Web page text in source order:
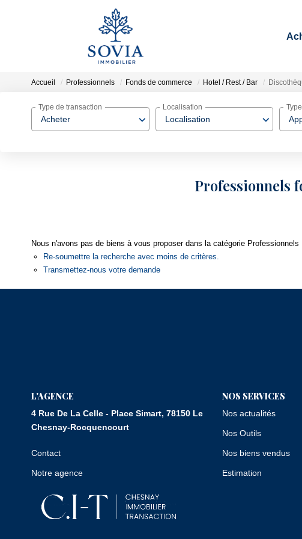
Accueil Professionnels Fonds de commerce Hotel / Rest / Bar
Acheter
Type de transaction
Localisation
Localisation
Professionnels
Nous n'avons pas de biens à vous proposer dans la catégorie
Re-soumettre la recherche avec moins de critères.
Transmettez-nous votre demande
L'AGENCE
4 Rue De La Celle - Place Simart, 78150 Le
Chesnay-Rocquencourt
Contact
Notre agence
NOS SERVICES
Nos actualités
Nos Outils
Nos biens vendus
Estimation